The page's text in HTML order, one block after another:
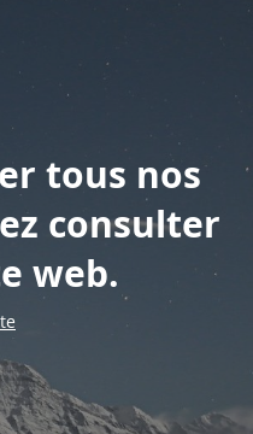
tous nos
consulter
web.